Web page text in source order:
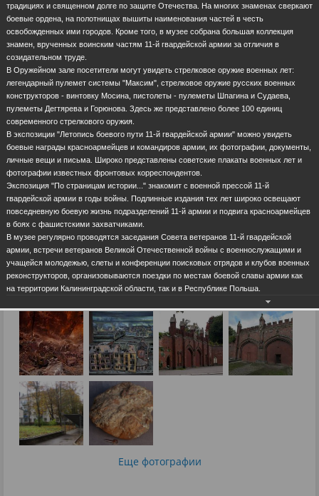
Еще фотографии
традициях и священном долге по защите Отечества. На многих знаменах сверкают
боевые ордена, на полотнищах вышиты наименования частей в честь
освобожденных ими городов. Кроме того, в музее собрана большая коллекция
знамен, врученных воинским частям 11-й гвардейской армии за отличия в
созидательном труде.
В Оружейном зале посетители могут увидеть стрелковое оружие военных лет:
легендарный пулемет системы "Максим", стрелковое оружие русских военных
конструкторов - винтовку Мосина, пистолеты - пулеметы Шпагина и Судаева,
пулеметы Дегтярева и Горюнова. Здесь же представлено более 100 единиц
современного стрелкового оружия.
В экспозиции "Летопись боевого пути 11-й гвардейской армии" можно увидеть
боевые награды красноармейцев и командиров армии, их фотографии, документы,
личные вещи и письма. Широко представлены советские плакаты военных лет и
фотографии известных фронтовых корреспондентов.
Экспозиция "По страницам истории..." знакомит с военной прессой 11-й
гвардейской армии в годы войны. Подлинные издания тех лет широко освещают
повседневную боевую жизнь подразделений 11-й армии и подвига красноармейцев
в боях с фашистскими захватчиками.
В музее регулярно проводятся заседания Совета ветеранов 11-й гвардейской
армии, встречи ветеранов Великой Отечественной войны с военнослужащими и
учащейся молодежью, слеты и конференции поисковых отрядов и клубов военных
реконструкторов, организовываются поездки по местам боевой славы армии как
на территории Калининградской области, так и в Республике Польша.